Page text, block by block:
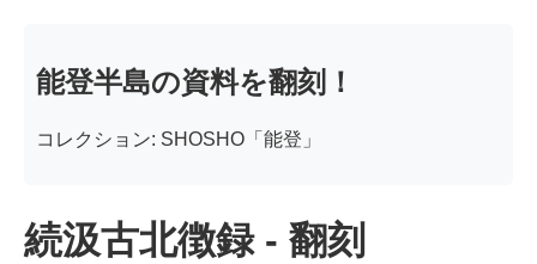
能登半島の資料を翻刻！
コレクション: SHOSHO「能登」
続汲古北徴録 - 翻刻